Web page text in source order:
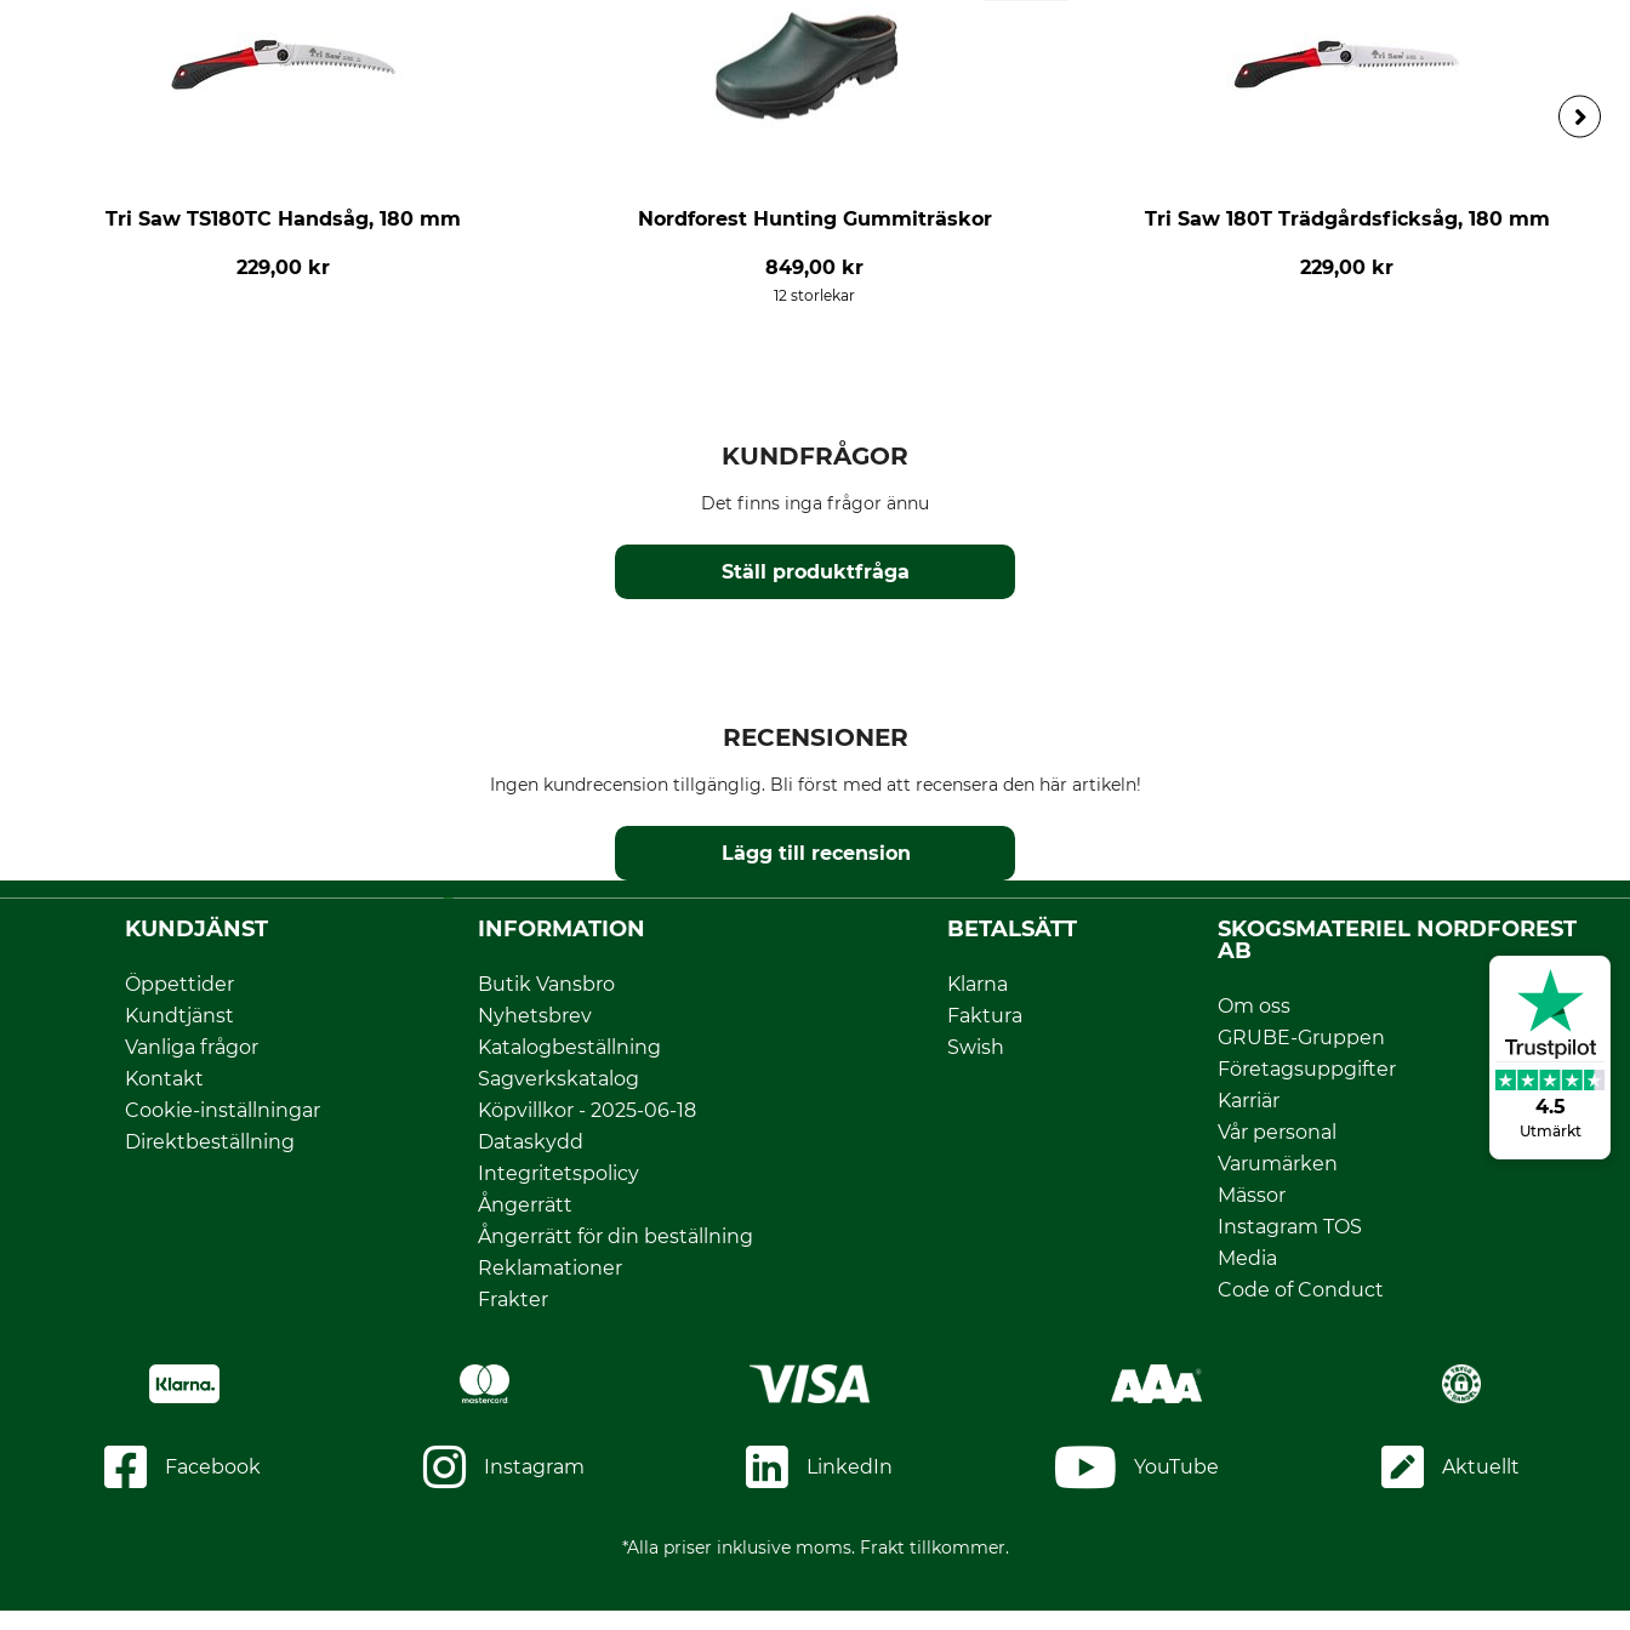
4.5
Utmärkt
Tri Saw TS180TC Handsåg, 180 mm
229,00 kr
Nordforest Hunting Gummiträskor
849,00 kr
12 storlekar
Tri Saw 180T Trädgårdsficksåg, 180 mm
229,00 kr
KUNDFRÅGOR
Ställ produktfråga
Det finns inga frågor ännu
RECENSIONER
Ingen kundrecension tillgänglig. Bli först med att recensera den här artikeln!
Lägg till recension
KUNDJÄNST
Öppettider
Kundtjänst
Vanliga frågor
Kontakt
Cookie-inställningar
Direktbeställning
INFORMATION
Butik Vansbro
Nyhetsbrev
Katalogbeställning
Sagverkskatalog
Köpvillkor - 2025-06-18
Dataskydd
Integritetspolicy
Ångerrätt
Ångerrätt för din beställning
Reklamationer
Frakter
BETALSÄTT
Klarna
Faktura
Swish
SKOGSMATERIEL NORDFOREST
AB
Om oss
GRUBE-Gruppen
Företagsuppgifter
Karriär
Vår personal
Varumärken
Mässor
Instagram TOS
Media
Code of Conduct
Facebook Instagram LinkedIn YouTube Aktuellt
*Alla priser inklusive moms. Frakt tillkommer.